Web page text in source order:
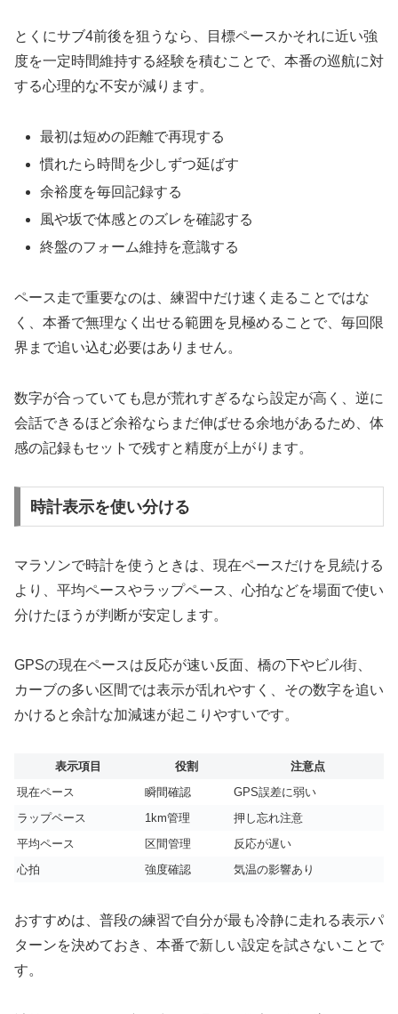
とくにサブ4前後を狙うなら、目標ペースかそれに近い強
度を一定時間維持する経験を積むことで、本番の巡航に対
する心理的な不安が減ります。
最初は短めの距離で再現する
慣れたら時間を少しずつ延ばす
余裕度を毎回記録する
風や坂で体感とのズレを確認する
終盤のフォーム維持を意識する
ペース走で重要なのは、練習中だけ速く走ることではな
く、本番で無理なく出せる範囲を見極めることで、毎回限
界まで追い込む必要はありません。
数字が合っていても息が荒れすぎるなら設定が高く、逆に
会話できるほど余裕ならまだ伸ばせる余地があるため、体
感の記録もセットで残すと精度が上がります。
時計表示を使い分ける
マラソンで時計を使うときは、現在ペースだけを見続ける
より、平均ペースやラップペース、心拍などを場面で使い
分けたほうが判断が安定します。
GPSの現在ペースは反応が速い反面、橋の下やビル街、
カーブの多い区間では表示が乱れやすく、その数字を追い
かけると余計な加減速が起こりやすいです。
表示項目 役割
注意点
現在ペース
瞬間確認
GPS誤差に弱い
ラップペース
1km管理
押し忘れ注意
平均ペース
区間管理
反応が遅い
心拍
強度確認 気温の影響あり
おすすめは、普段の練習で自分が最も冷静に走れる表示パ
ターンを決めておき、本番で新しい設定を試さないことで
す。